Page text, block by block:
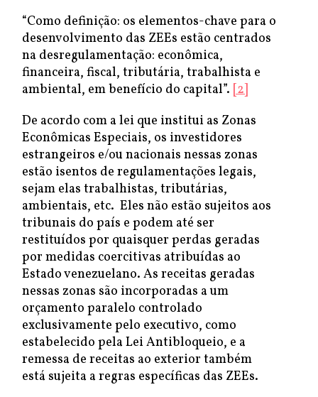
“Como definição: os elementos-chave para o
desenvolvimento das ZEEs estão centrados
na desregulamentação: econômica,
financeira, fiscal, tributária, trabalhista e
ambiental, em benefício do capital”. [2]
De acordo com a lei que institui as Zonas
Econômicas Especiais, os investidores
estrangeiros e/ou nacionais nessas zonas
estão isentos de regulamentações legais,
sejam elas trabalhistas, tributárias,
ambientais, etc. Eles não estão sujeitos aos
tribunais do país e podem até ser
restituídos por quaisquer perdas geradas
por medidas coercitivas atribuídas ao
Estado venezuelano. As receitas geradas
nessas zonas são incorporadas a um
orçamento paralelo controlado
exclusivamente pelo executivo, como
estabelecido pela Lei Antibloqueio, e a
remessa de receitas ao exterior também
está sujeita a regras específicas das ZEEs.